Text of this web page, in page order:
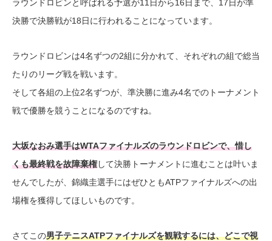
ラウンドロビンと呼ばれる予選が11日から16日まで、17日が準
決勝で決勝戦が18日に行われることになっています。
ラウンドロビンは4名ずつの2組に分かれて、それぞれの組で総当
たりのリーグ戦を戦います。
そして各組の上位2名ずつが、準決勝に進み4名でのトーナメント
戦で優勝を競うことになるのですね。
大坂なおみ選手はWTAファイナルズのラウンドロビンで、惜し
くも最終戦を故障棄権して決勝トーナメントに進むことは叶いま
せんでしたが、錦織圭選手にはぜひともATPファイナルズへの出
場権を獲得してほしいものです。
さてこの男子テニスATPファイナルズを観戦するには、どこで視